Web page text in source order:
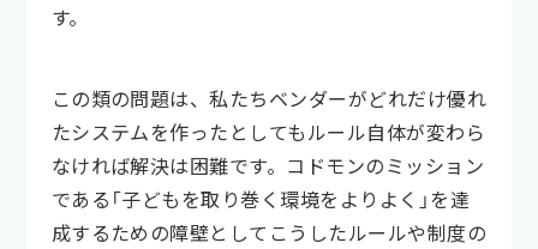
す。
この類の問題は、私たちベンダーがどれだけ優れ
たシステムを作ったとしてもルール自体が変わら
なければ解決は困難です。コドモンのミッション
である「子どもを取り巻く環境をよりよく」を達
成するための障壁としてこうしたルールや制度の